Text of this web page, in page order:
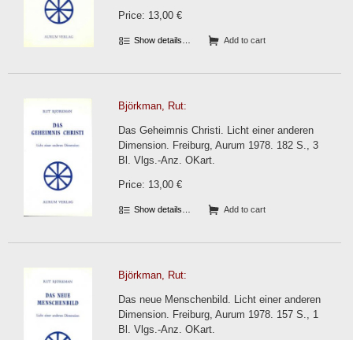
Price: 13,00 €
Show details… Add to cart
Björkman, Rut:
Das Geheimnis Christi. Licht einer anderen
Dimension. Freiburg, Aurum 1978. 182 S., 3
Bl. Vlgs.-Anz. OKart.
Price: 13,00 €
Show details… Add to cart
Björkman, Rut:
Das neue Menschenbild. Licht einer anderen
Dimension. Freiburg, Aurum 1978. 157 S., 1
Bl. Vlgs.-Anz. OKart.